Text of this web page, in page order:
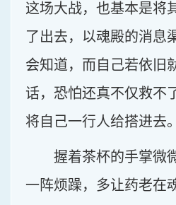
这场大战，也基本是将
了出去，以魂殿的消息
会知道，而自己若依旧
话，恐怕还真不仅救不
将自己一行人给搭进去。
握着茶杯的手掌微
一阵烦躁，多让药老在